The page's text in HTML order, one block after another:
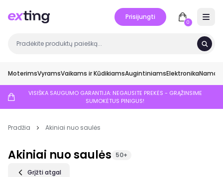
Prisijungti
0
MoterimsVyramsVaikams ir KūdikiamsAugintiniamsElektronikaNamai
VISIŠKA SAUGUMO GARANTIJA: NEGAUSITE PREKĖS - GRĄŽINSIME
SUMOKĖTUS PINIGUS!
Pradžia Akiniai nuo saulės
Akiniai nuo saulės 50+
Grįžti atgal